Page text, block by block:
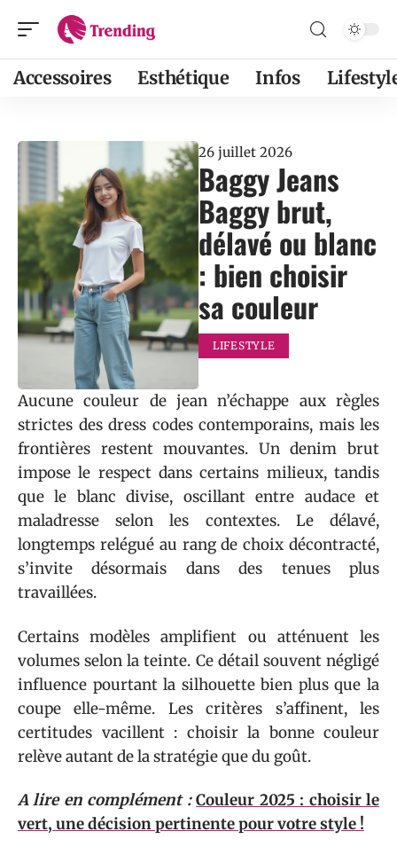
Accessoires Esthétique Infos
26 juillet 2026
Baggy Jeans
Baggy brut,
délavé ou blanc
: bien choisir
sa couleur
LIFESTYLE
Aucune couleur de jean n’échappe aux règles
strictes des dress codes contemporains, mais les
frontières restent mouvantes. Un denim brut
impose le respect dans certains milieux, tandis
que le blanc divise, oscillant entre audace et
maladresse selon les contextes. Le délavé,
longtemps relégué au rang de choix décontracté,
s’invite désormais dans des tenues plus
travaillées.
Certains modèles amplifient ou atténuent les
volumes selon la teinte. Ce détail souvent négligé
influence pourtant la silhouette bien plus que la
coupe elle-même. Les critères s’affinent, les
certitudes vacillent : choisir la bonne couleur
relève autant de la stratégie que du goût.
A lire en complément : Couleur 2025 : choisir le
vert, une décision pertinente pour votre style !